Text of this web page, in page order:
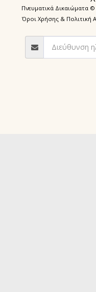
Πνευματικά Δικαιώματα
Όροι Χρήσης & Πολιτική